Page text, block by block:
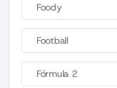
Foody
Football
Fórmula 2